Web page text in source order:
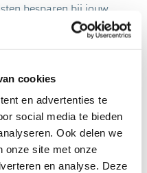
cookies
en advertenties te
social media te bieden
Ook delen we
onze site met onze
en analyse. Deze
besparen bij jouw
Wat wij doen, is
als op het land.
beschikking over een
andere meetapparatuur.
we vervolgens in
voor cartografie en